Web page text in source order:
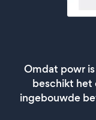
Omdat powr
beschikt het
ingebouwde